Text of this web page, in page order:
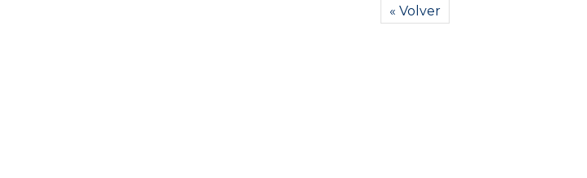
« Volver